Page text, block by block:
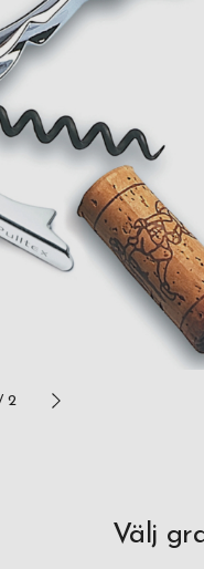
2
Välj